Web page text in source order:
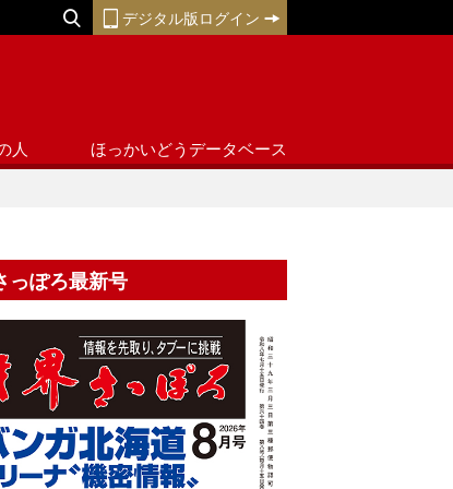
デジタル版ログイン
人 ほっかいどうデータベース
っぽろ最新号